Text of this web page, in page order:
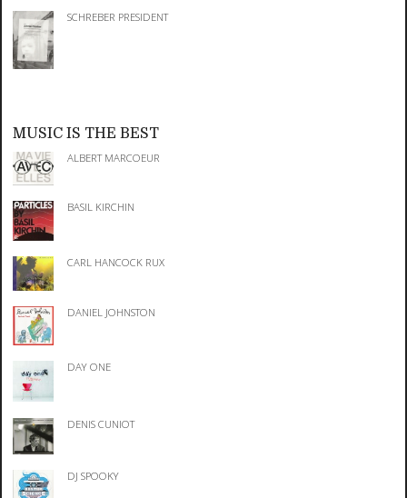
SCHREBER PRESIDENT
MUSIC IS THE BEST
ALBERT MARCOEUR
BASIL KIRCHIN
CARL HANCOCK RUX
DANIEL JOHNSTON
DAY ONE
DENIS CUNIOT
DJ SPOOKY